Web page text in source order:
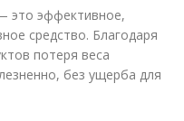
это эффективное,
средство. Благодаря
потеря веса
без ущерба для